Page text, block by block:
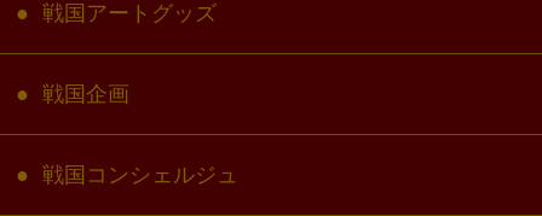
戦国アートグッズ
戦国企画
戦国コンシェルジュ